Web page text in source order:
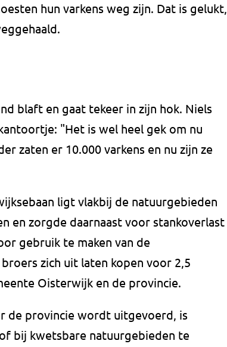
hun varkens weg zijn. Dat is gelukt,
blaft en gaat tekeer in zijn hok. Niels
"Het is wel heel gek om nu
zaten er 10.000 varkens en nu zijn ze
ligt vlakbij de natuurgebieden
en zorgde daarnaast voor stankoverlast
gebruik te maken van de
zich uit laten kopen voor 2,5
Oisterwijk en de provincie.
de provincie wordt uitgevoerd, is
bij kwetsbare natuurgebieden te